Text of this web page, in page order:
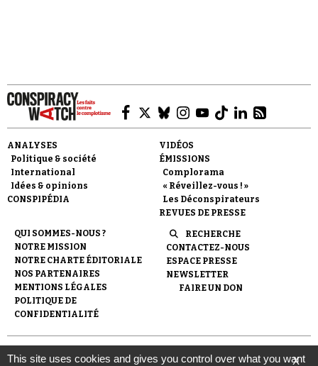
Faire un don
Demander à Vera
ANALYSES
Politique & société
International
Idées & opinions
CONSPIPÉDIA
VIDÉOS
ÉMISSIONS
Complorama
« Réveillez-vous ! »
Les Déconspirateurs
REVUES DE PRESSE
QUI SOMMES-NOUS ?
NOTRE MISSION
NOTRE CHARTE ÉDITORIALE
NOS PARTENAIRES
MENTIONS LÉGALES
POLITIQUE DE
CONFIDENTIALITÉ
RECHERCHE
CONTACTEZ-NOUS
ESPACE PRESSE
NEWSLETTER
FAIRE UN DON
© 2007- 2026 Conspiracy Watch | Une réalisation de
l'Observatoire du conspirationnisme (association loi de 1901) avec
X
This site uses cookies and gives you control over what you want